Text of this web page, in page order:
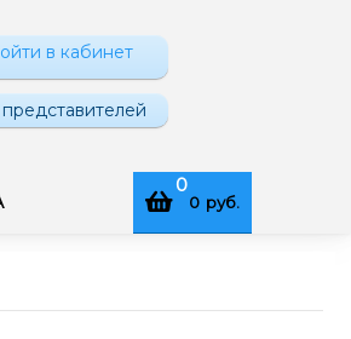
в кабинет
0
0 руб.